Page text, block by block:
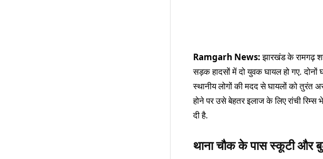
Ramgarh News:झारखंड के रामगढ़
सड़क हादसों में दो युवक घायल हो गए.
स्थानीय लोगों की मदद से घायलों को तुरंत
होने पर उसे बेहतर इलाज के लिए रांची
दी है.
थाना चौक के पास स्कूटी और